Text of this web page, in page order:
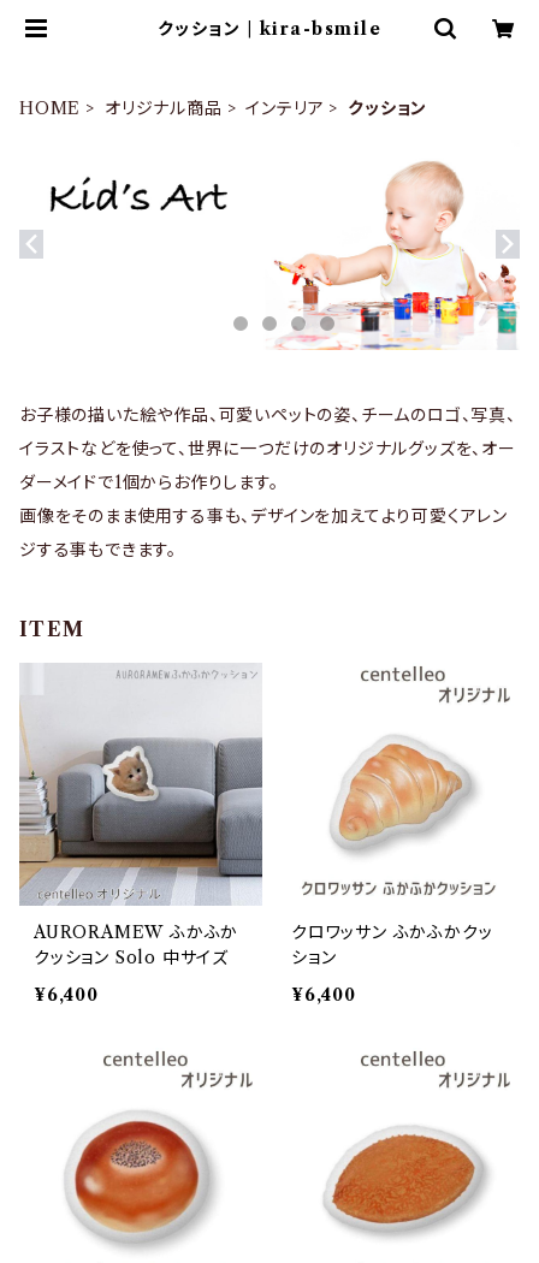
クッション | kira-bsmile
HOME オリジナル商品 インテリア クッション
お子様の描いた絵や作品、可愛いペットの姿、チームのロゴ、写真、
イラストなどを使って、世界に一つだけのオリジナルグッズを、オー
ダーメイドで1個からお作りします。
画像をそのまま使用する事も、デザインを加えてより可愛くアレン
ジする事もできます。
ITEM
AURORAMEW ふかふか
クッション Solo 中サイズ
¥6,400
クロワッサン ふかふかクッ
ション
¥6,400